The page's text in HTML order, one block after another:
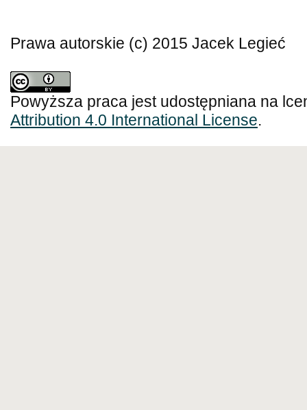
Prawa autorskie (c) 2015 Jacek Legieć
Powyższa praca jest udostępniana na
Attribution 4.0 International License.